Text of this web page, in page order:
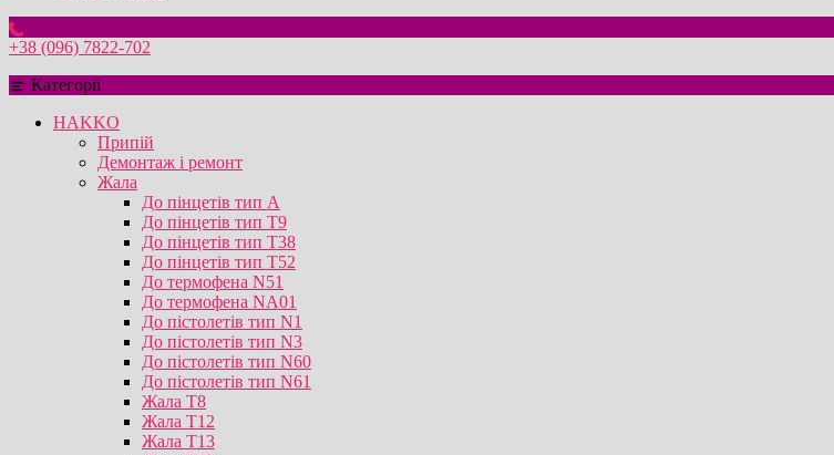
+38 (096) 7822-702
Категорії
HAKKO
Припій
Демонтаж і ремонт
Жала
До пінцетів тип А
До пінцетів тип T9
До пінцетів тип T38
До пінцетів тип T52
До термофена N51
До термофена NA01
До пістолетів тип N1
До пістолетів тип N3
До пістолетів тип N60
До пістолетів тип N61
Жала T8
Жала T12
Жала T13